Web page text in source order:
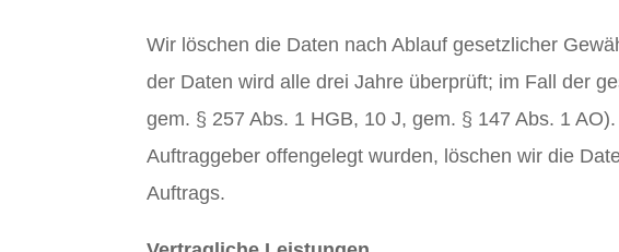
Wir löschen die Daten nach Ablauf gesetzlicher
der Daten wird alle drei Jahre überprüft; im Fall der
gem. § 257 Abs. 1 HGB, 10 J, gem. § 147 Abs. 1
Auftraggeber offengelegt wurden, löschen wir die
Auftrags.